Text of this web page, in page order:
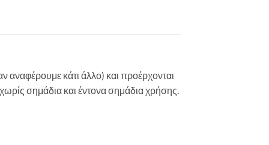
αναφέρουμε κάτι άλλο) και προέρχονται
σημάδια και έντονα σημάδια χρήσης.